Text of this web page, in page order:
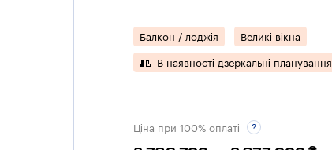
Балкон / лоджія Великі вікна
В наявності дзеркальні планування
Ціна при 100% оплаті